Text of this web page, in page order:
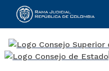
Rama Judicial